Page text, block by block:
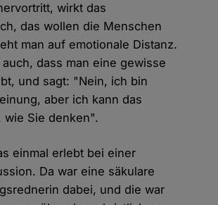
wirkt das
das wollen die Menschen
man auf emotionale Distanz.
dass man eine gewisse
und sagt: "Nein, ich bin
aber ich kann das
wie Sie denken".
einmal erlebt bei einer
Da war eine säkulare
dabei, und die war